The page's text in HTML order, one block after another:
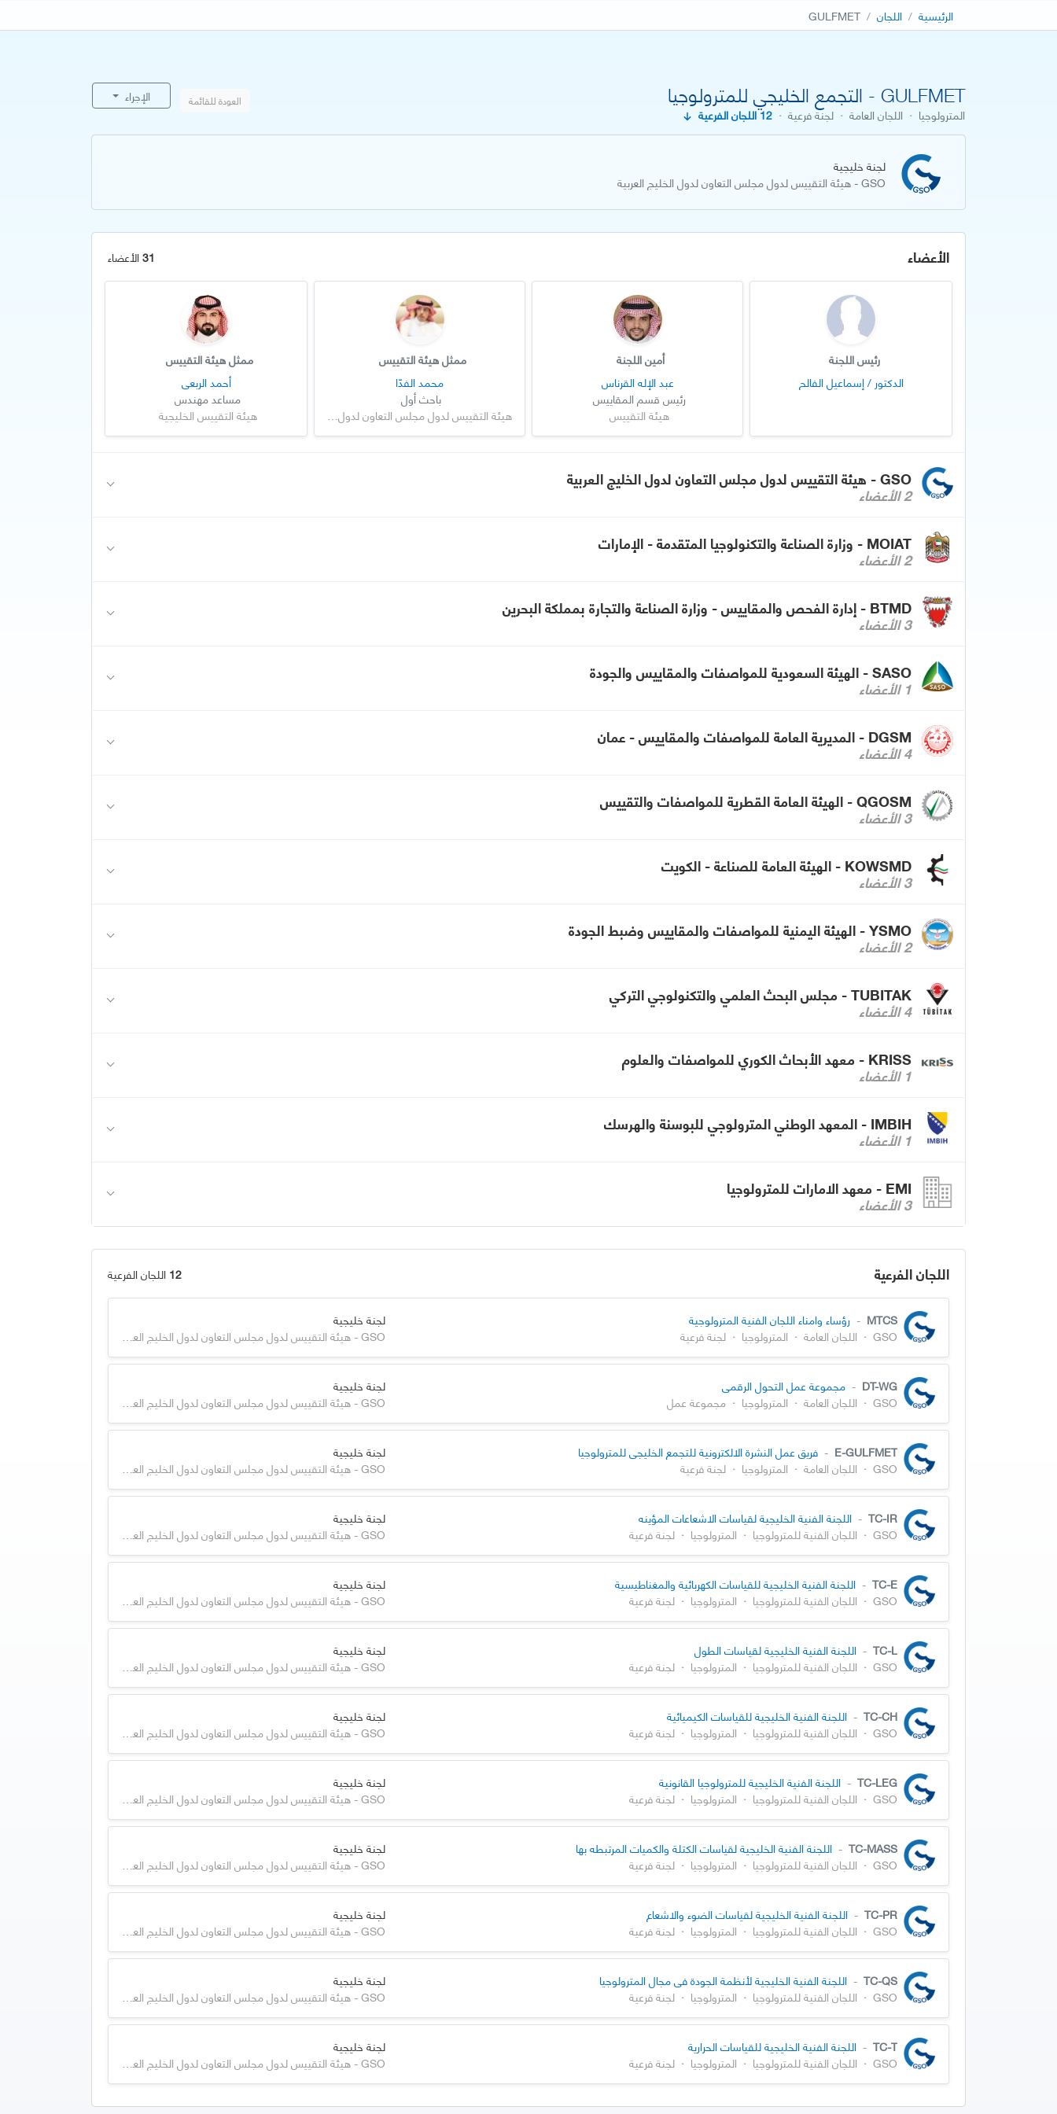
الرئيسية اللجان GULFMET
GULFMET - التجمع الخليجي للمترولوجيا
المترولوجيا · اللجان العامة · لجنة فرعية · 12 اللجان الفرعية
العودة للقائمة الإجراء
لجنة خليجية
GSO - هيئة التقييس لدول مجلس التعاون لدول الخليج العربية
الأعضاء 31الأعضاء
رئيس اللجنة
الدكتور / إسماعيل الفالح
أمين اللجنة
عبد الإله القرناس
رئيس قسم المقاييس
هيئة التقييس
ممثل هيئة التقييس
محمد الفدّا
باحث أول
هيئة التقييس لدول مجلس التعاون لدول الخليج العربية
ممثل هيئة التقييس
أحمد الربعي
مساعد مهندس
هيئة التقييس الخليجية
GSO - هيئة التقييس لدول مجلس التعاون لدول الخليج العربية
2 الأعضاء
MOIAT - وزارة الصناعة والتكنولوجيا المتقدمة - الإمارات
2 الأعضاء
BTMD - إدارة الفحص والمقاييس - وزارة الصناعة والتجارة بمملكة البحرين
3 الأعضاء
SASO - الهيئة السعودية للمواصفات والمقاييس والجودة
1 الأعضاء
DGSM - المديرية العامة للمواصفات والمقاييس - عمان
4 الأعضاء
QGOSM - الهيئة العامة القطرية للمواصفات والتقييس
3 الأعضاء
KOWSMD - الهيئة العامة للصناعة - الكويت
3 الأعضاء
YSMO - الهيئة اليمنية للمواصفات والمقاييس وضبط الجودة
2 الأعضاء
TUBITAK - مجلس البحث العلمي والتكنولوجي التركي
4 الأعضاء
KRISS - معهد الأبحاث الكوري للمواصفات والعلوم
1 الأعضاء
IMBIH - المعهد الوطني المترولوجي للبوسنة والهرسك
1 الأعضاء
EMI - معهد الامارات للمترولوجيا
3 الأعضاء
اللجان الفرعية 12 اللجان الفرعية
MTCS
- رؤساء وامناء اللجان الفنية المترولوجية
GSO
· اللجان العامة · المترولوجيا · لجنة فرعية
لجنة خليجية
GSO - هيئة التقييس لدول مجلس التعاون لدول الخليج العربية
DT-WG
- مجموعة عمل التحول الرقمي
GSO
· اللجان العامة · المترولوجيا · مجموعة عمل
لجنة خليجية
GSO - هيئة التقييس لدول مجلس التعاون لدول الخليج العربية
E-GULFMET
- فريق عمل النشرة الالكترونية للتجمع الخليجي للمترولوجيا
GSO
· اللجان العامة · المترولوجيا · لجنة فرعية
لجنة خليجية
GSO - هيئة التقييس لدول مجلس التعاون لدول الخليج العربية
TC-IR
- اللجنة الفنية الخليجية لقياسات الاشعاعات المؤينه
GSO
· اللجان الفنية للمترولوجيا · المترولوجيا · لجنة فرعية
لجنة خليجية
GSO - هيئة التقييس لدول مجلس التعاون لدول الخليج العربية
TC-E
- اللجنة الفنية الخليجية للقياسات الكهربائية والمغناطيسية
GSO
· اللجان الفنية للمترولوجيا · المترولوجيا · لجنة فرعية
لجنة خليجية
GSO - هيئة التقييس لدول مجلس التعاون لدول الخليج العربية
TC-L
- اللجنة الفنية الخليجية لقياسات الطول
GSO
· اللجان الفنية للمترولوجيا · المترولوجيا · لجنة فرعية
لجنة خليجية
GSO - هيئة التقييس لدول مجلس التعاون لدول الخليج العربية
TC-CH
- اللجنة الفنية الخليجية للقياسات الكيميائية
GSO
· اللجان الفنية للمترولوجيا · المترولوجيا · لجنة فرعية
لجنة خليجية
GSO - هيئة التقييس لدول مجلس التعاون لدول الخليج العربية
TC-LEG
- اللجنة الفنية الخليجية للمترولوجيا القانونية
GSO
· اللجان الفنية للمترولوجيا · المترولوجيا · لجنة فرعية
لجنة خليجية
GSO - هيئة التقييس لدول مجلس التعاون لدول الخليج العربية
TC-MASS
- اللجنة الفنية الخليجية لقياسات الكتلة والكميات المرتبطه بها
GSO
· اللجان الفنية للمترولوجيا · المترولوجيا · لجنة فرعية
لجنة خليجية
GSO - هيئة التقييس لدول مجلس التعاون لدول الخليج العربية
TC-PR
- اللجنة الفنية الخليجية لقياسات الضوء والاشعاع
GSO
· اللجان الفنية للمترولوجيا · المترولوجيا · لجنة فرعية
لجنة خليجية
GSO - هيئة التقييس لدول مجلس التعاون لدول الخليج العربية
TC-QS
- اللجنة الفنية الخليجية لأنظمة الجودة في مجال المترولوجيا
GSO
· اللجان الفنية للمترولوجيا · المترولوجيا · لجنة فرعية
لجنة خليجية
GSO - هيئة التقييس لدول مجلس التعاون لدول الخليج العربية
TC-T
- اللجنة الفنية الخليجية للقياسات الحرارية
GSO
· اللجان الفنية للمترولوجيا · المترولوجيا · لجنة فرعية
لجنة خليجية
GSO - هيئة التقييس لدول مجلس التعاون لدول الخليج العربية